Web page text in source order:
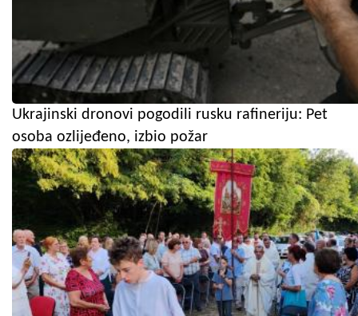
Ukrajinski dronovi pogodili rusku rafineriju: Pet
osoba ozlijeđeno, izbio požar